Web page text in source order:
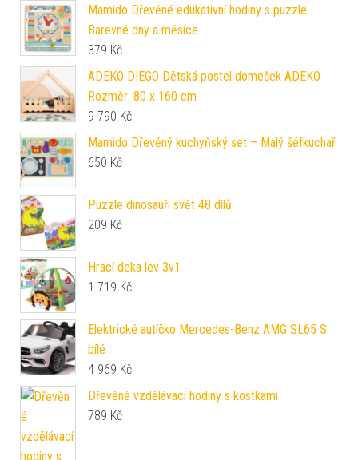
Mamido Dřevěné edukativní hodiny s puzzle -
Barevné dny a měsíce
379 Kč
ADEKO DIEGO Dětská postel domeček ADEKO
Rozměr: 80 x 160 cm
9 790 Kč
Mamido Dřevěný kuchyňský set – Malý šéfkuchař
650 Kč
Puzzle dinosauří svět 48 dílů
209 Kč
Hrací deka lev 3v1
1 719 Kč
Elektrické autíčko Mercedes-Benz AMG SL65 S
bílé
4 969 Kč
Dřevěné vzdělávací hodiny s kostkami
789 Kč